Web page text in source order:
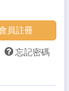
員註冊
忘記密碼